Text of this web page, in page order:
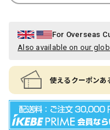
For Overseas
Also available on our
使えるクーポン